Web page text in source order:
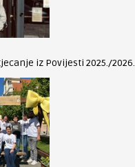
iz Povijesti 2025./2026.